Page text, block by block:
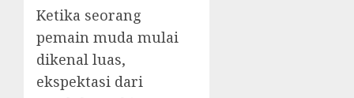
Ketika seorang
pemain muda mulai
dikenal luas,
ekspektasi dari